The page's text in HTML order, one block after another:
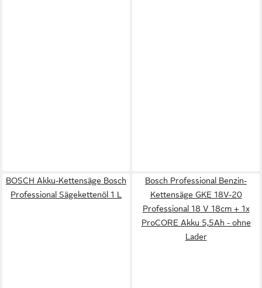
BOSCH Akku-Kettensäge Bosch
Professional Sägekettenöl 1 L
Bosch Professional Benzin-
Kettensäge GKE 18V-20
Professional 18 V 18cm + 1x
ProCORE Akku 5,5Ah - ohne
Lader